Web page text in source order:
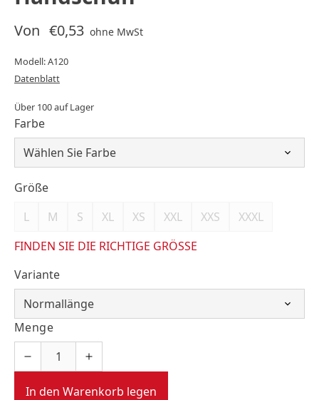
Von €0,53 ohne MwSt
Modell: A120
Datenblatt
Über 100 auf Lager
Farbe
Größe
L
M S XL XS XXL XXS
XXXL
FINDEN SIE DIE RICHTIGE GRÖSSE
Variante
Menge
In den Warenkorb legen